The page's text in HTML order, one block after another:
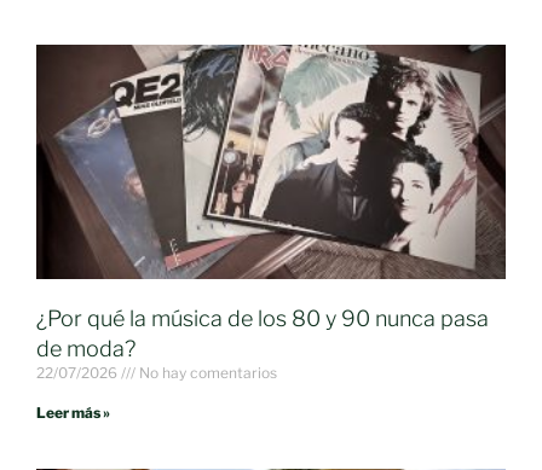
¿Por qué la música de los 80 y 90 nunca pasa
de moda?
22/07/2026 No hay comentarios
Leer más »